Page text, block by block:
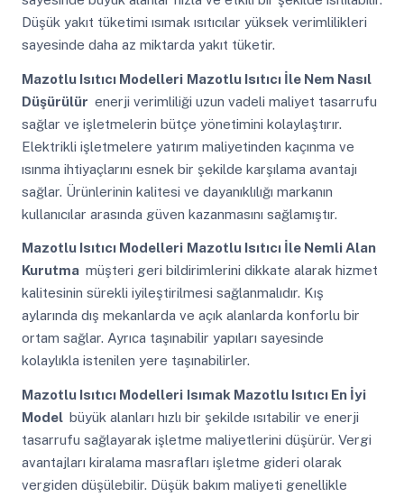
Düşük yakıt tüketimi ısımak ısıtıcılar yüksek verimlilikleri
sayesinde daha az miktarda yakıt tüketir.
Mazotlu Isıtıcı Modelleri Mazotlu Isıtıcı İle Nem Nasıl
Düşürülür enerji verimliliği uzun vadeli maliyet tasarrufu
sağlar ve işletmelerin bütçe yönetimini kolaylaştırır.
Elektrikli işletmelere yatırım maliyetinden kaçınma ve
ısınma ihtiyaçlarını esnek bir şekilde karşılama avantajı
sağlar. Ürünlerinin kalitesi ve dayanıklılığı markanın
kullanıcılar arasında güven kazanmasını sağlamıştır.
Mazotlu Isıtıcı Modelleri Mazotlu Isıtıcı İle Nemli Alan
Kurutma müşteri geri bildirimlerini dikkate alarak hizmet
kalitesinin sürekli iyileştirilmesi sağlanmalıdır. Kış
aylarında dış mekanlarda ve açık alanlarda konforlu bir
ortam sağlar. Ayrıca taşınabilir yapıları sayesinde
kolaylıkla istenilen yere taşınabilirler.
Mazotlu Isıtıcı Modelleri Isımak Mazotlu Isıtıcı En İyi
Model büyük alanları hızlı bir şekilde ısıtabilir ve enerji
tasarrufu sağlayarak işletme maliyetlerini düşürür. Vergi
avantajları kiralama masrafları işletme gideri olarak
vergiden düşülebilir. Düşük bakım maliyeti genellikle